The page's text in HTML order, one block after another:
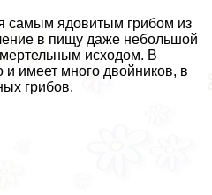
самым ядовитым грибом из
в пищу даже небольшой
исходом. В
и имеет много двойников, в
грибов.